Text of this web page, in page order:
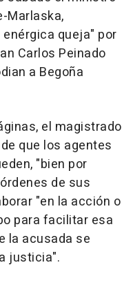
Marlaska,
queja" por
Carlos Peinado
a Begoña
el magistrado
que los agentes
"bien por
de sus
"en la acción o
para facilitar esa
la acusada se
justicia".